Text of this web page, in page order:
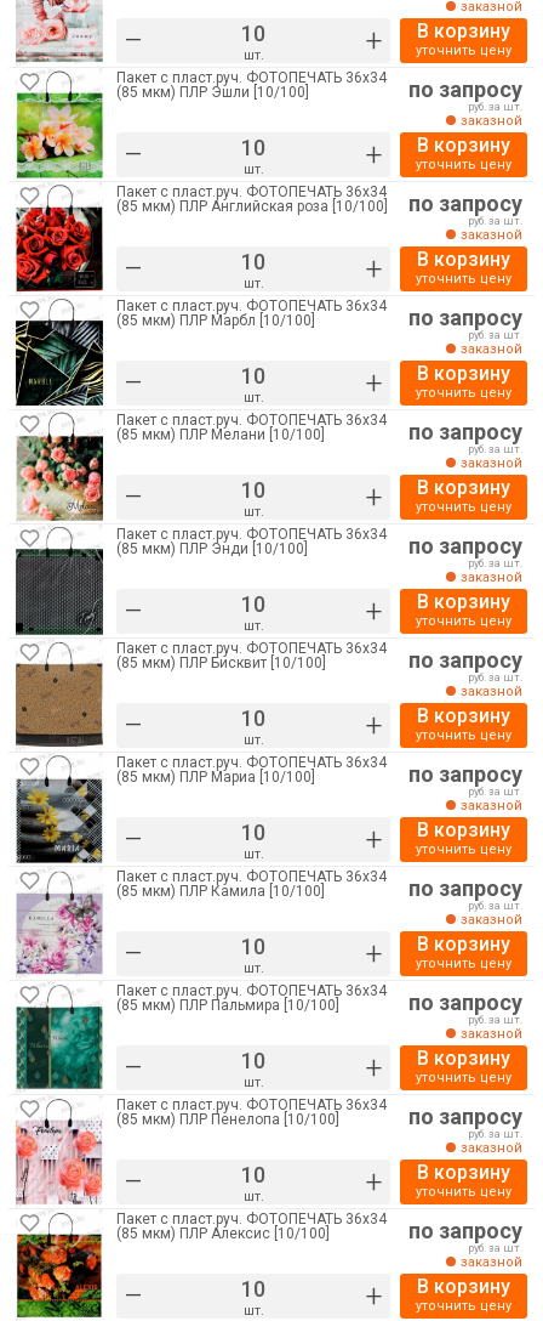
– шт. +
заказной
В корзину
уточнить цену
Пакет с пласт.руч. ФОТОПЕЧАТЬ 36х34
(85 мкм) ПЛР Эшли [10/100]
– шт. +
по запросу
руб. за шт.
заказной
В корзину
уточнить цену
Пакет с пласт.руч. ФОТОПЕЧАТЬ 36х34
(85 мкм) ПЛР Английская роза [10/100]
– шт. +
по запросу
руб. за шт.
заказной
В корзину
уточнить цену
Пакет с пласт.руч. ФОТОПЕЧАТЬ 36х34
(85 мкм) ПЛР Марбл [10/100]
– шт. +
по запросу
руб. за шт.
заказной
В корзину
уточнить цену
Пакет с пласт.руч. ФОТОПЕЧАТЬ 36х34
(85 мкм) ПЛР Мелани [10/100]
– шт. +
по запросу
руб. за шт.
заказной
В корзину
уточнить цену
Пакет с пласт.руч. ФОТОПЕЧАТЬ 36х34
(85 мкм) ПЛР Энди [10/100]
– шт. +
по запросу
руб. за шт.
заказной
В корзину
уточнить цену
Пакет с пласт.руч. ФОТОПЕЧАТЬ 36х34
(85 мкм) ПЛР Бисквит [10/100]
– шт. +
по запросу
руб. за шт.
заказной
В корзину
уточнить цену
Пакет с пласт.руч. ФОТОПЕЧАТЬ 36х34
(85 мкм) ПЛР Мариа [10/100]
– шт. +
по запросу
руб. за шт.
заказной
В корзину
уточнить цену
Пакет с пласт.руч. ФОТОПЕЧАТЬ 36х34
(85 мкм) ПЛР Камила [10/100]
– шт. +
по запросу
руб. за шт.
заказной
В корзину
уточнить цену
Пакет с пласт.руч. ФОТОПЕЧАТЬ 36х34
(85 мкм) ПЛР Пальмира [10/100]
– шт. +
по запросу
руб. за шт.
заказной
В корзину
уточнить цену
Пакет с пласт.руч. ФОТОПЕЧАТЬ 36х34
(85 мкм) ПЛР Пенелопа [10/100]
– шт. +
по запросу
руб. за шт.
заказной
В корзину
уточнить цену
Пакет с пласт.руч. ФОТОПЕЧАТЬ 36х34
(85 мкм) ПЛР Алексис [10/100]
– шт. +
по запросу
руб. за шт.
заказной
В корзину
уточнить цену